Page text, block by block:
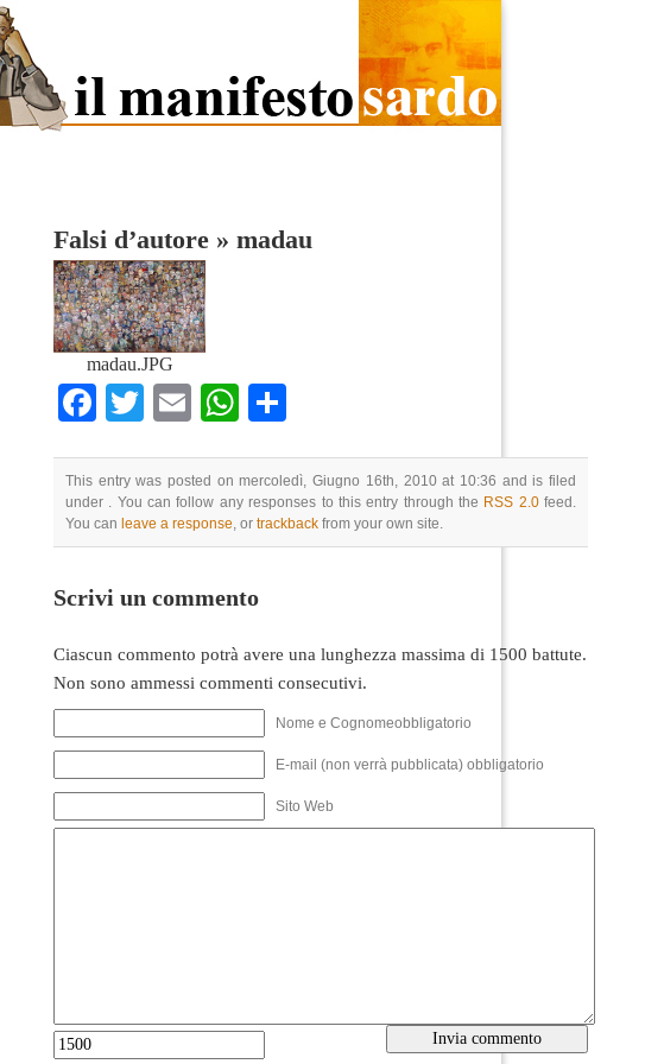
Falsi d’autore » madau
madau.JPG
Facebook
TwitterEmailWhatsApp
This entry was posted on mercoledì, Giugno 16th, 2010 at 10:36 and is filed
under . You can follow any responses to this entry through the RSS 2.0feed.
You can leave a response, or trackback from your own site.
Scrivi un commento
Ciascun commento potrà avere una lunghezza massima di 1500 battute.
Non sono ammessi commenti consecutivi.
Nome e Cognomeobbligatorio
E-mail (non verrà pubblicata) obbligatorio
Sito Web